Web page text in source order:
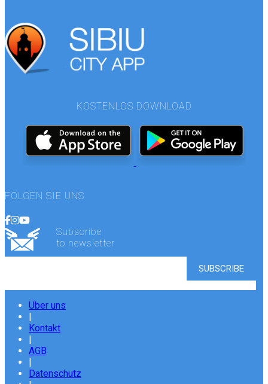
KOSTENLOS DOWNLOAD
FOLGEN SIE UNS
Subscribe
to newsletter
Über uns
|
Kontakt
|
AGB
|
Datenschutz